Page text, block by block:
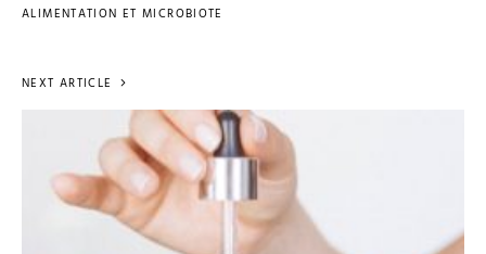
ALIMENTATION ET MICROBIOTE
NEXT ARTICLE